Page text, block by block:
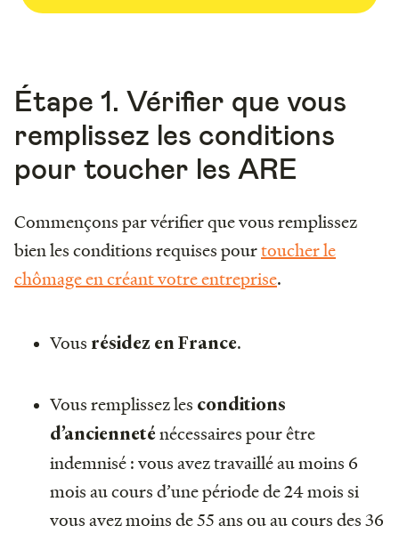
Étape 1. Vérifier que vous
remplissez les conditions
pour toucher les ARE
Commençons par vérifier que vous remplissez
bien les conditions requises pourtoucher le
chômage en créant votre entreprise.
Vous résidez en France.
Vous remplissez les conditions
d’ancienneténécessaires pour être
indemnisé : vous avez travaillé au moins 6
mois au cours d’une période de 24 mois si
vous avez moins de 55 ans ou au cours des 36